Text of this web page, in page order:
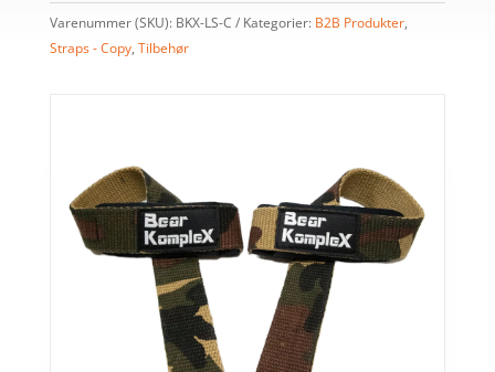
Varenummer (SKU): BKX-LS-C Kategorier: B2B Produkter,
Straps - Copy, Tilbehør